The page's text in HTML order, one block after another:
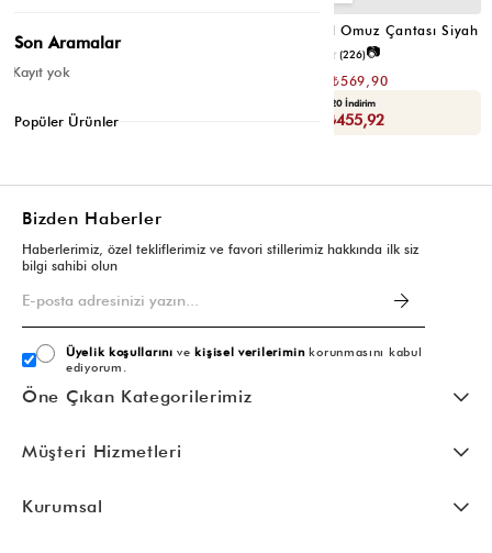
₺1.139,80
Sepette : ₺398,93
Valerie Oval Omuz Çantası Siyah
(226)📷
₺569,90
Yaza Özel Ek %20 İndirim
Sepette : ₺455,92
Bizden Haberler
Haberlerimiz, özel tekliflerimiz ve favori stillerimiz hakkında ilk siz
bilgi sahibi olun
Üyelik koşullarını vekişisel verileriminkorunmasını kabul
ediyorum.
Öne Çıkan Kategorilerimiz
Müşteri Hizmetleri
Kurumsal
Son Aramalar
Kayıt yok
Popüler Ürünler